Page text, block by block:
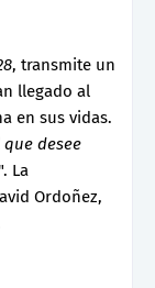
, transmite un
llegado al
en sus vidas.
desee
". La
Ordoñez,